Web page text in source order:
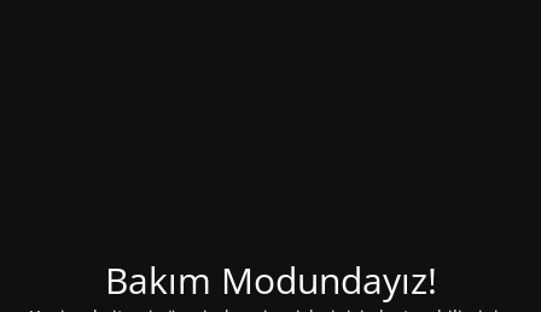
Bakım Modundayız!